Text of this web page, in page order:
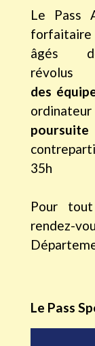
Le Pass
forfaitaire
âgés
des
35h
Pour
rendez-
Le Pass